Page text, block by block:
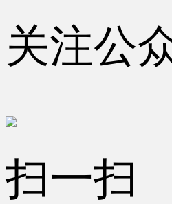
关注公
扫一扫